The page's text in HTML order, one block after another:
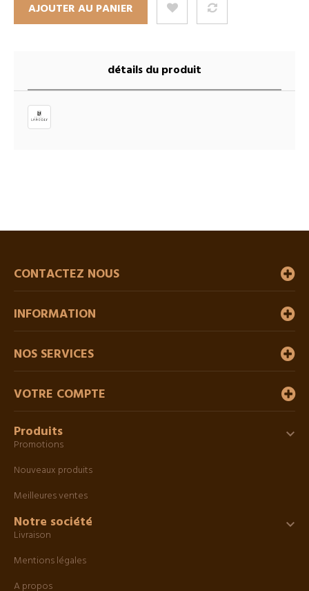
AJOUTER AU PANIER
détails du produit
CONTACTEZ NOUS
INFORMATION
NOS SERVICES
VOTRE COMPTE
Produits 
Promotions
Nouveaux produits
Meilleures ventes
Notre société 
Livraison
Mentions légales
A propos